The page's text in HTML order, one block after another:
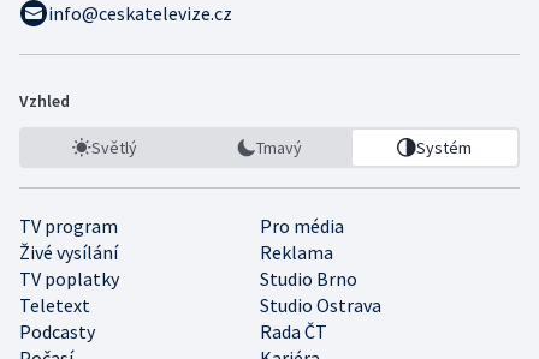
info@ceskatelevize.cz
Vzhled
Světlý Tmavý Systém
TV program
Pro média
Živé vysílání
Reklama
TV poplatky
Studio Brno
Teletext
Studio Ostrava
Podcasty
Rada ČT